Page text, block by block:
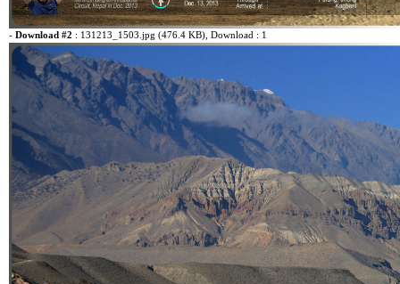
- Download #2 : 131213_1503.jpg (476.4 KB) , Download : 1